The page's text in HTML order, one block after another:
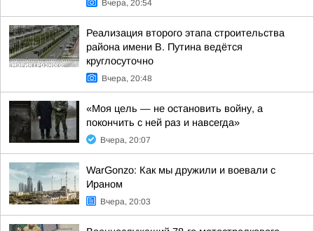
Вчера, 20:54
Реализация второго этапа строительства
района имени В. Путина ведётся
круглосуточно
Вчера, 20:48
«Моя цель — не остановить войну, а
покончить с ней раз и навсегда»
Вчера, 20:07
WarGonzo: Как мы дружили и воевали с
Ираном
Вчера, 20:03